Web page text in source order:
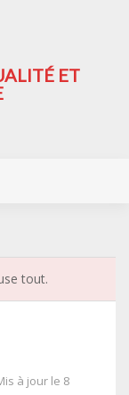
ET
tout.
à jour le 8